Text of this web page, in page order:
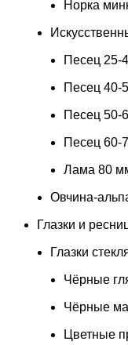
Норка
Песец 25-
Песец 40-
Песец 50-
Песец 60-
Лама 80
Овчина-
Глазки и
Глазки
Чёрные
Чёрные
Цветные